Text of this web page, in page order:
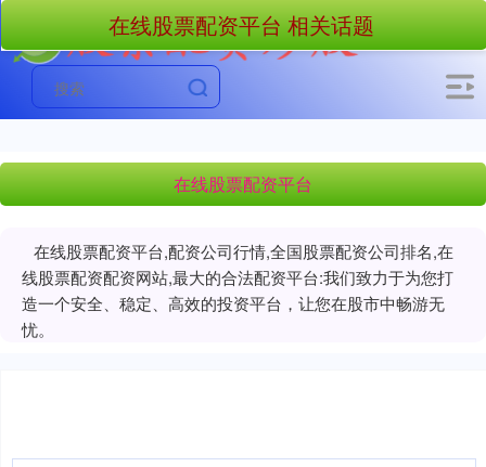
在线股票配资平台
在线股票配资平台,配资公司行情,全国股票配资公司排名,在
线股票配资配资网站,最大的合法配资平台:我们致力于为您打
造一个安全、稳定、高效的投资平台，让您在股市中畅游无
忧。
在线股票配资平台 相关话题